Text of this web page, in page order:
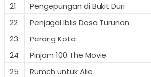
21
Pengepungan di Bukit Duri
22
Penjagal Iblis Dosa Turunan
23
Perang Kota
24
Pinjam 100 The Movie
25
Rumah untuk Alie